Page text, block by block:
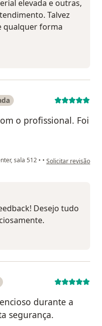
elevada e outras,
Talvez
qualquer forma
o profissional. Foi
sala 512 • • na opinião do
Solicitar revisão
Desejo tudo
durante a
segurança.